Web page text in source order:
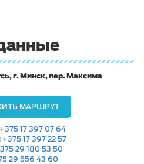
г. Минск, пер. Максима
МАРШРУТ
+375 17 397 07 64
+375 17 397 22 57
29 180 53 50
29 556 43 60